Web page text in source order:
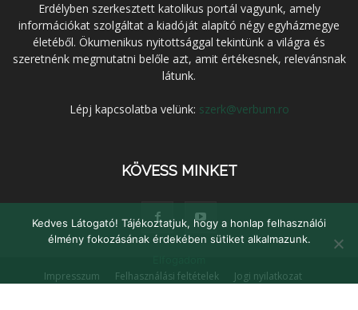
Erdélyben szerkesztett katolikus portál vagyunk, amely
információkat szolgáltat a kiadóját alapító négy egyházmegye
életéből. Ökumenikus nyitottsággal tekintünk a világra és
szeretnénk megmutatni belőle azt, amit értékesnek, relevánsnak
látunk.
Lépj kapcsolatba velünk: szerk@verbum.ro
KÖVESS MINKET
Impresszum Felhasználási feltételek
Jogi nyilatkozat
Kedves Látogató! Tájékoztatjuk, hogy a honlap felhasználói
élmény fokozásának érdekében sütiket alkalmazunk.